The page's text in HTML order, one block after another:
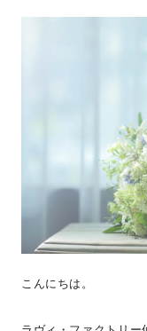
こんにちは。